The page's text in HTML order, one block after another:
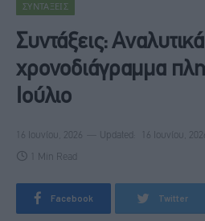
ΣΥΝΤΆΞΕΙΣ
Συντάξεις:
χρονοδιάγραμμα
Ιούλιο
16 Ιουνίου, 2026 Updated: 16 Ιουνίου,
1 Min Read
Facebook Twitter